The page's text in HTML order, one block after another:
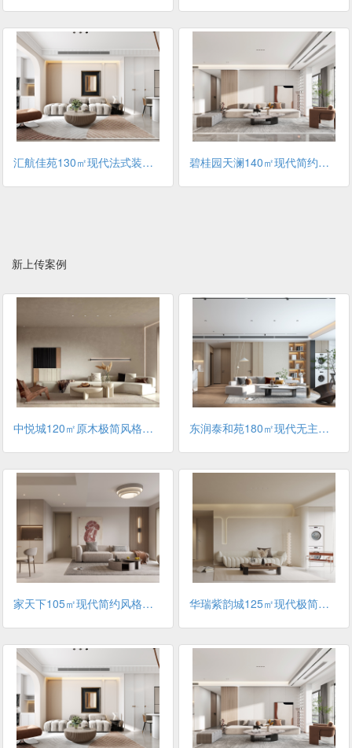
汇航佳苑130㎡现代法式装修案例 碧桂园天澜140㎡现代简约风格装修案例
新上传案例
中悦城120㎡原木极简风格装修案例 东润泰和苑180㎡现代无主灯风格装修案例
家天下105㎡现代简约风格装修案例 华瑞紫韵城125㎡现代极简风格装修案例